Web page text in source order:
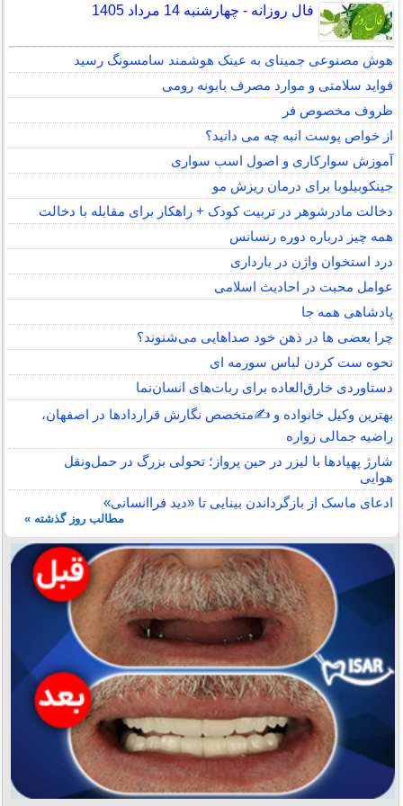
فال روزانه - چهارشنبه 14 مرداد 1405
هوش مصنوعی جمینای به عینک هوشمند سامسونگ رسید
فواید سلامتی و موارد مصرف بابونه رومی
ظروف مخصوص فر
از خواص پوست انبه چه می دانید؟
آموزش سوارکاری و اصول اسب سواری
جینکوبیلوبا برای درمان ریزش مو
دخالت مادرشوهر در تربیت کودک + راهکار برای مقابله با دخالت
همه چیز درباره دوره رنسانس
درد استخوان واژن در بارداری
عوامل محبت در احادیث اسلامى
پادشاهی همه جا
چرا بعضی ها در ذهن خود صداهایی می‌شنوند؟
نحوه ست کردن لباس سورمه ای
دستاوردی خارق‌العاده برای ربات‌های انسان‌نما
بهترین وکیل خانواده و ✍️متخصص نگارش قراردادها در اصفهان،
راضیه جمالی زواره
شارژ پهپادها با لیزر در حین پرواز؛ تحولی بزرگ در حمل‌ونقل
هوایی
ادعای ماسک از بازگرداندن بینایی تا «دید فراانسانی»
مطالب روز گذشته »